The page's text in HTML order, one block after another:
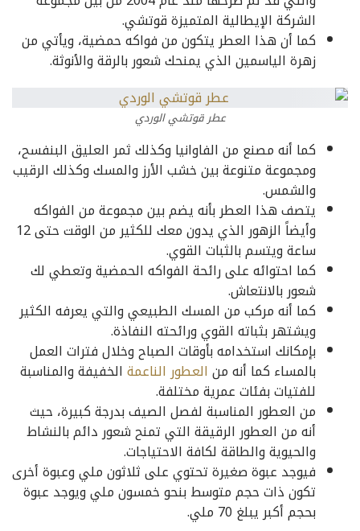
الشركة الإيطالية المتميزة قوتشي.
كما أن هذا العطر يتكون من فواكه حمضية، ويأتي من
زهرة الياسمين الذي يمنحك شعور بالرقة والأنوثة.
عطر قوتشي الوردي
كما أنه مصنع من الفاوانيا وكذلك ثمر العليق البنفسح،
ومجموعة متنوعة بين خشب الأرز والمسك وكذلك الرقيب
والشمس.
يتصف هذا العطر بأنه يضم بين مجموعة من الفواكه
وأيضاً الزهور الذي يدون معك للكثير من الوقت حتى 12
ساعة ويتسم بالثبات القوي.
كما احتوائه على رائحة الفواكه الحمضية وتعطي لك
شعور بالانتعاش.
كما أنه مركب من المسك الطبيعي والتي يعرفه الكثير
ويشتهر بثباته القوي ورائحته النفاذة.
بإمكانك استخدامه بأوقات الصباح وخلال فترات العمل
بالمساء كما أنه من العطور الناعمةالخفيفة والمناسبة
للفتيات بفئات عمرية مختلفة.
من العطور المناسبة لفصل الصيف بدرجة كبيرة، حيث
أنه من العطور الرقيقة التي تمنح شعور دائم بالنشاط
والحيوية والطاقة لكافة الاحتياجات.
فيوجد عبوة صغيرة تحتوي على ثلاثون ملي وعبوة أخرى
تكون ذات حجم متوسط بنحو خمسون ملي ويوجد عبوة
بحجم أكبر يبلغ 70 ملي.